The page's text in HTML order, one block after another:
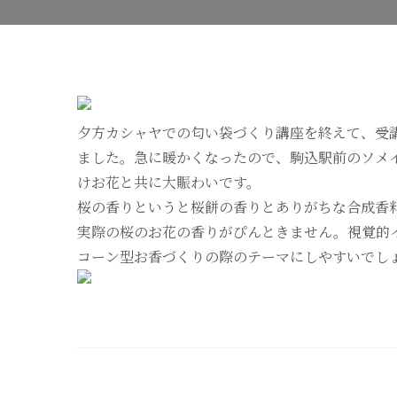
夕方カシャヤでの匂い袋づくり講座を終えて、
ました。急に暖かくなったので、駒込駅前のソ
けお花と共に大賑わいです。
桜の香りというと桜餅の香りとありがちな合成香
実際の桜のお花の香りがぴんときません。視覚
コーン型お香づくりの際のテーマにしやすいでし